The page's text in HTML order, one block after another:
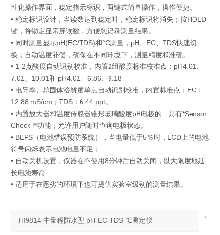
性化操作界面，稳定指示标识，两键式简单操作，操作便捷。
• 稳定标识设计，当读数达到稳定时，稳定标识将消失；按HOLD
键，将锁定显示屏读数，方便您记录测量结果。
• 同时测量显示pH(EC/TDS)和°C测量，pH、EC、TDS快速切
换；自动温度补偿，确保在不同环境下，测量精度和准确。
• 1-2点酸度自动识别校准，内置2组酸度标准校准点；pH4.01、
7.01、10.01和 pH4.01、6.86、9.18
• 电导率、总固体溶解度单点自动识别校准，内置标准点；EC：
12.88 mS/cm；TDS：6.44 ppt。
• 内置放大器和温度传感器锥形玻璃酸度pH电极的，具有*Sensor
Check™功能，允许用户随时查询电极状态。
• BEPS（电池错误预防系统），当电量低于5％时，LCD上的电池
符号闪烁表示电池电量不足；
• 自动关机设置，仪器在不使用8分钟后自动关闭，以大限度地延
长电池寿命
• 适用于在恶劣的环境下也可提供实验室级别的测量结果。